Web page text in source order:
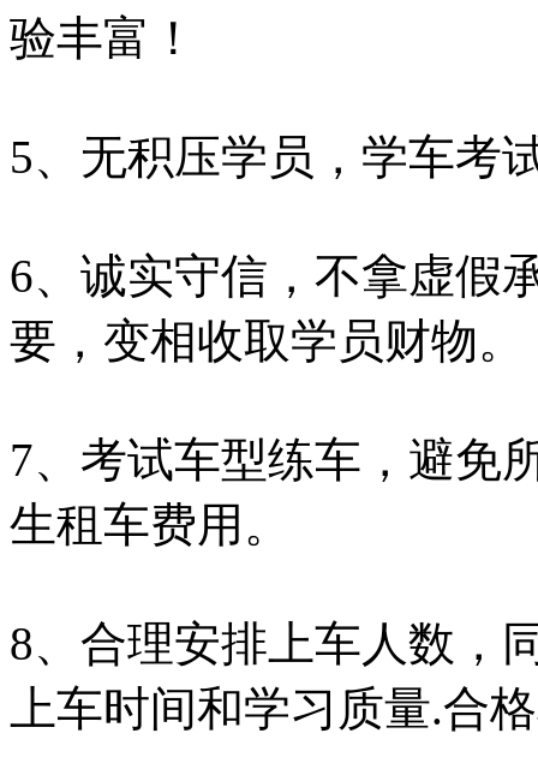
验丰富！
5、无积压学员，学车考
6、诚实守信，不拿虚假
要，变相收取学员财物。
7、考试车型练车，避免
生租车费用。
8、合理安排上车人数，
上车时间和学习质量.合